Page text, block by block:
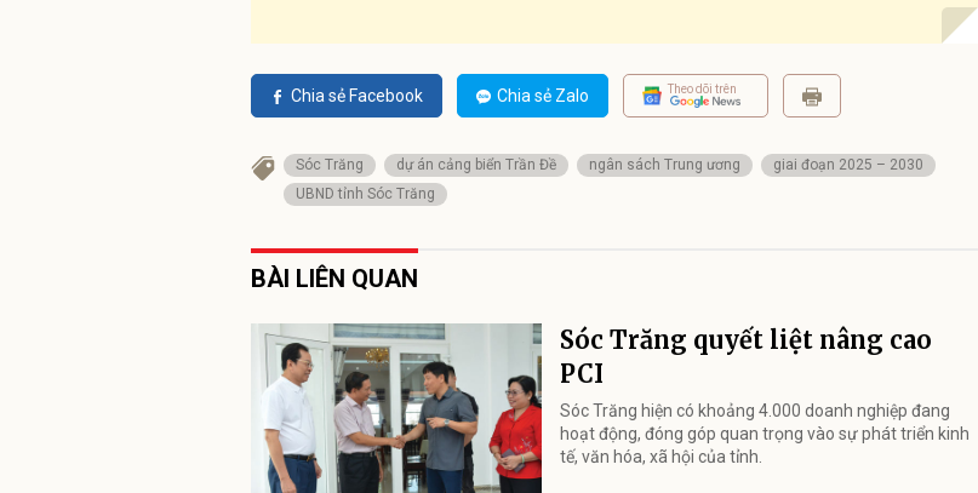
Chia sẻ Facebook Chia sẻ Zalo Theo dõi trên
Sóc Trăng dự án cảng biển Trần Đề ngân sách Trung ương
giai đoạn 2025 – 2030
UBND tỉnh Sóc Trăng
BÀI LIÊN QUAN
Sóc Trăng quyết liệt nâng cao
PCI
Sóc Trăng hiện có khoảng 4.000 doanh nghiệp đang
hoạt động, đóng góp quan trọng vào sự phát triển kinh
tế, văn hóa, xã hội của tỉnh.